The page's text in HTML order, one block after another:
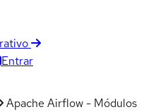
Entrar
Apache Airflow - Módulos